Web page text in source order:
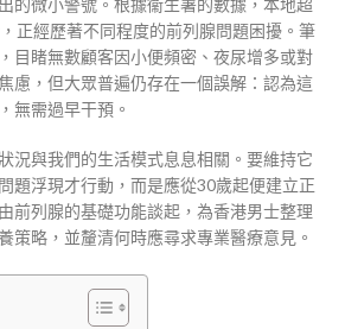
的微小警號。根據衞生署的數據，本地超
正經歷著不同程度的前列腺問題困擾。筆
目睹無數顧客因小便頻密、夜尿增多或對
慮，但大眾普遍仍存在一個誤解：認為這
無需過早干預。
況與我們的生活模式息息相關。要維持它
題浮現才行動，而是應從30歲起便建立正
前列腺的基礎功能談起，為香港男士整理
策略，並釐清何時應尋求專業醫療意見。